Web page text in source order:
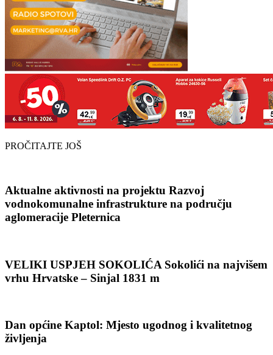
PROČITAJTE JOŠ
Aktualne aktivnosti na projektu Razvoj
vodnokomunalne infrastrukture na području
aglomeracije Pleternica
VELIKI USPJEH SOKOLIĆA Sokolići na najvišem
vrhu Hrvatske – Sinjal 1831 m
Dan općine Kaptol: Mjesto ugodnog i kvalitetnog
življenja